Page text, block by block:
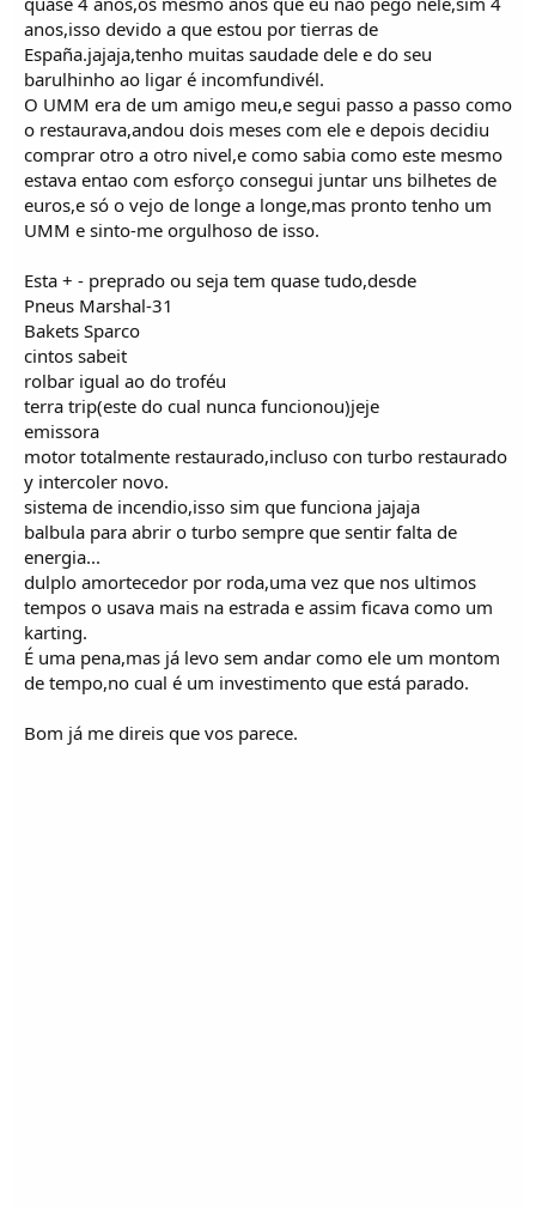
p
i
c
o
s
anos,isso devido a que estou por tierras de
España.jajaja,tenho muitas saudade dele e do seu
barulhinho ao ligar é incomfundivél.
O UMM era de um amigo meu,e segui passo a passo como
o restaurava,andou dois meses com ele e depois decidiu
comprar otro a otro nivel,e como sabia como este mesmo
estava entao com esforço consegui juntar uns bilhetes de
euros,e só o vejo de longe a longe,mas pronto tenho um
UMM e sinto-me orgulhoso de isso.
Esta + - preprado ou seja tem quase tudo,desde
Pneus Marshal-31
Bakets Sparco
cintos sabeit
rolbar igual ao do troféu
terra trip(este do cual nunca funcionou)jeje
emissora
motor totalmente restaurado,incluso con turbo restaurado
y intercoler novo.
sistema de incendio,isso sim que funciona jajaja
balbula para abrir o turbo sempre que sentir falta de
energia...
dulplo amortecedor por roda,uma vez que nos ultimos
tempos o usava mais na estrada e assim ficava como um
karting.
É uma pena,mas já levo sem andar como ele um montom
de tempo,no cual é um investimento que está parado.
Bom já me direis que vos parece.